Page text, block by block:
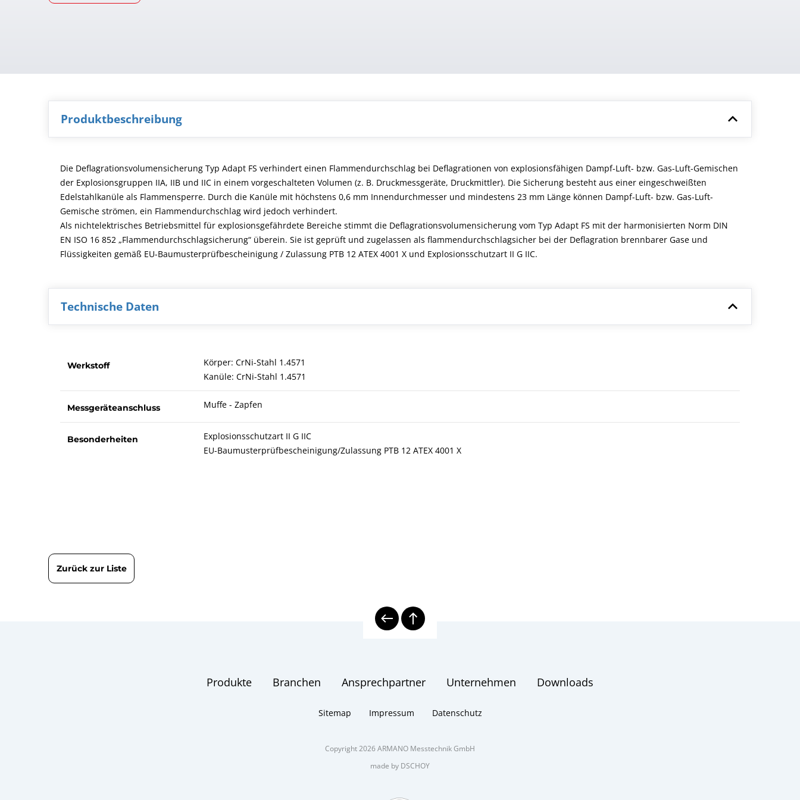
Produktbeschreibung
Die Deflagrationsvolumensicherung Typ Adapt FS verhindert einen Flammendurchschlag bei Deflagrationen von explosionsfähigen Dampf-Luft- bzw. Gas-Luft-Gemischen
der Explosionsgruppen IIA, IIB und IIC in einem vorgeschalteten Volumen (z. B. Druckmessgeräte, Druckmittler). Die Sicherung besteht aus einer eingeschweißten
Edelstahlkanüle als Flammensperre. Durch die Kanüle mit höchstens 0,6 mm Innendurchmesser und mindestens 23 mm Länge können Dampf-Luft- bzw. Gas-Luft-
Gemische strömen, ein Flammendurchschlag wird jedoch verhindert.
Als nichtelektrisches Betriebsmittel für explosionsgefährdete Bereiche stimmt die Deflagrationsvolumensicherung vom Typ Adapt FS mit der harmonisierten Norm DIN
EN ISO 16 852 „Flammendurchschlagsicherung“ überein. Sie ist geprüft und zugelassen als flammendurchschlagsicher bei der Deflagration brennbarer Gase und
Flüssigkeiten gemäß EU-Baumusterprüfbescheinigung / Zulassung PTB 12 ATEX 4001 X und Explosionsschutzart II G IIC.
Technische Daten
Werkstoff
Körper: CrNi-Stahl 1.4571
Kanüle: CrNi-Stahl 1.4571
Messgeräteanschluss Muffe - Zapfen
Besonderheiten
Explosionsschutzart II G IIC
EU-Baumusterprüfbescheinigung/Zulassung PTB 12 ATEX 4001 X
Zurück zur Liste
Produkte Branchen Ansprechpartner Unternehmen Downloads
Sitemap Impressum Datenschutz
Copyright 2026 ARMANO Messtechnik GmbH
made by DSCHOY